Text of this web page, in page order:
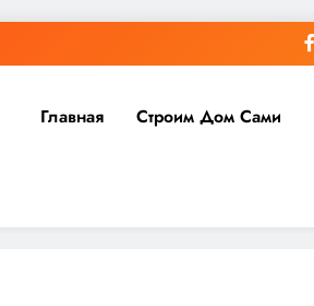
Главная Строим Дом Сами